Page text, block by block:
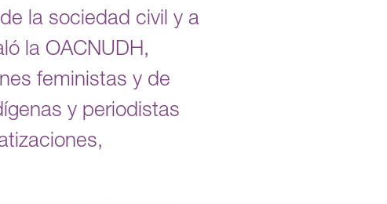
la sociedad civil y a
la OACNUDH,
feministas y de
y periodistas